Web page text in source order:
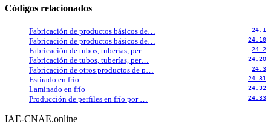
Códigos relacionados
Fabricación de productos básicos de… 24.1
Fabricación de productos básicos de… 24.10
Fabricación de tubos, tuberías, per… 24.2
Fabricación de tubos, tuberías, per… 24.20
Fabricación de otros productos de p… 24.3
Estirado en frío 24.31
Laminado en frío 24.32
Producción de perfiles en frío por … 24.33
IAE-CNAE.online